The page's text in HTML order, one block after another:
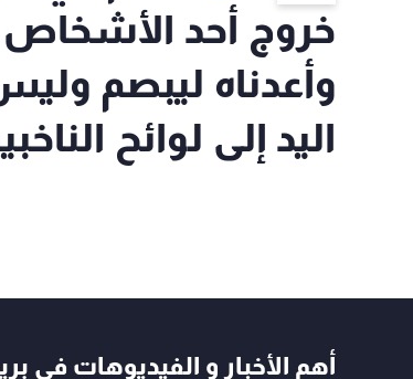
خروج أحد الأشخاص
وأعدناه ليبصم
اليد إلى لوائح
أهم الأخبار و الفيديوهات في